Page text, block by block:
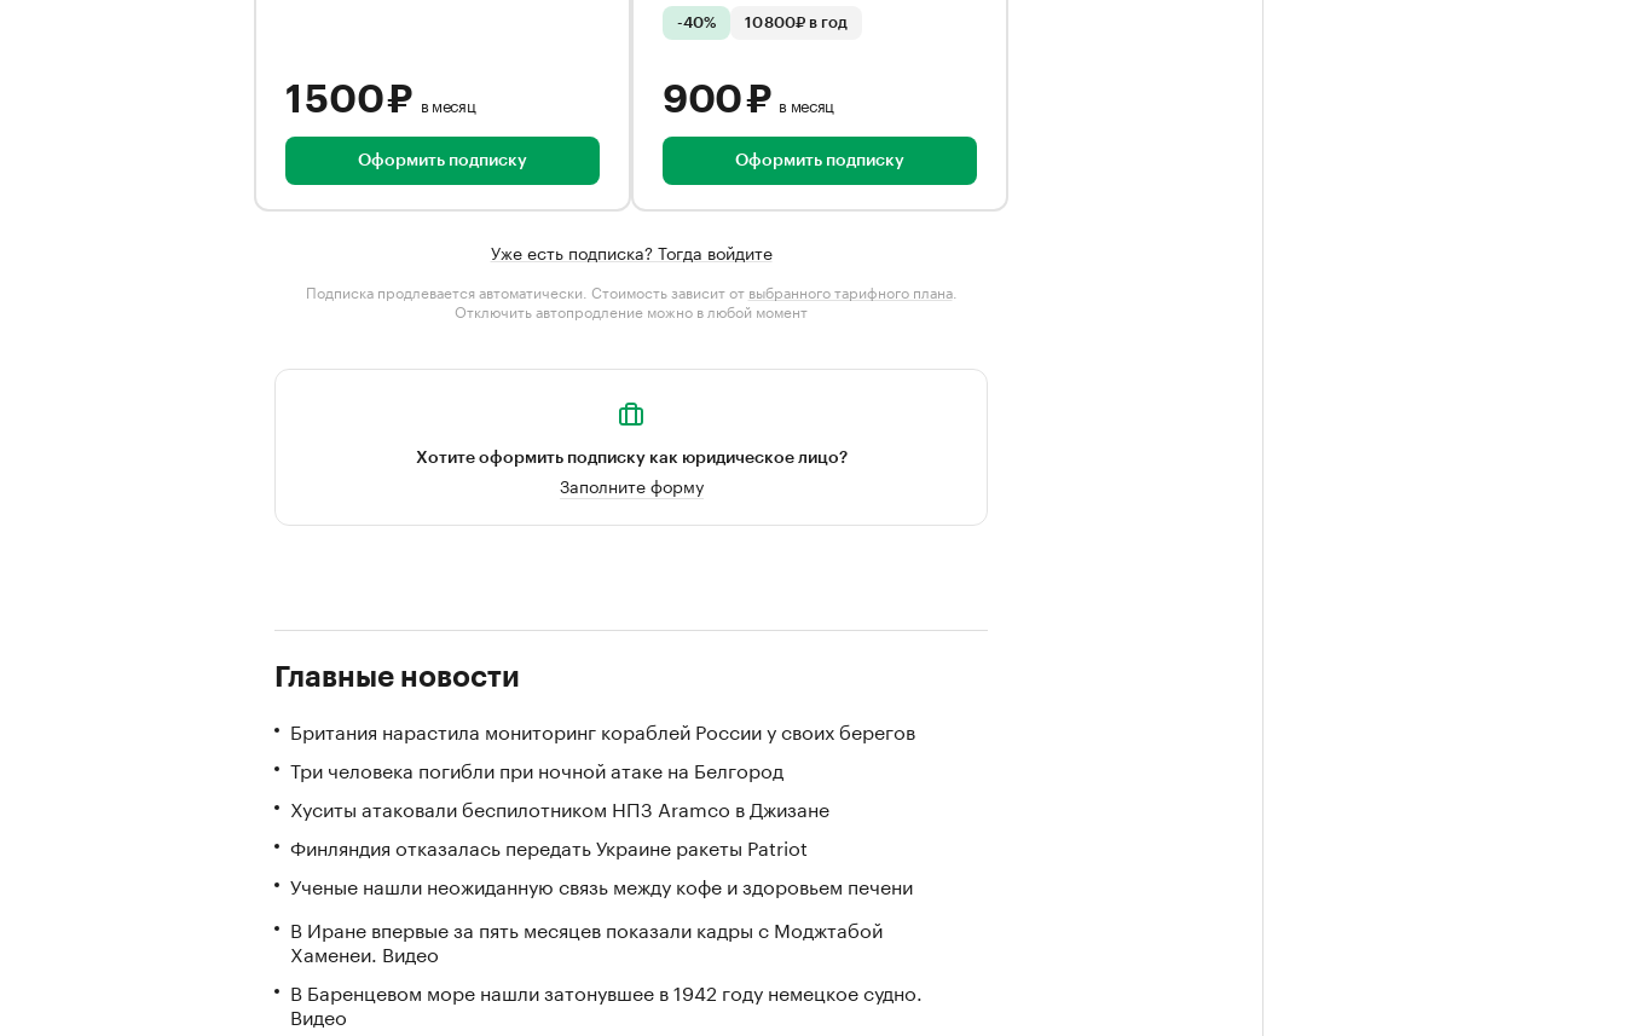
1 500 ₽ в месяц
Оформить подписку
-40% 10 800₽ в год
900 ₽ в месяц
Оформить подписку
Уже есть подписка? Тогда войдите
Подписка продлевается автоматически. Стоимость зависит от выбранного тарифного плана.
Отключить автопродление можно в любой момент
Хотите оформить подписку как юридическое лицо?
Заполните форму
Главные новости
Британия нарастила мониторинг кораблей России у своих берегов
Три человека погибли при ночной атаке на Белгород
Хуситы атаковали беспилотником НПЗ Aramco в Джизане
Финляндия отказалась передать Украине ракеты Patriot
Ученые нашли неожиданную связь между кофе и здоровьем печени
В Иране впервые за пять месяцев показали кадры с Моджтабой
Хаменеи. Видео
В Баренцевом море нашли затонувшее в 1942 году немецкое судно.
Видео